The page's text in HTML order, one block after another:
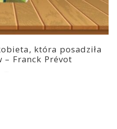
która posadziła
Franck Prévot